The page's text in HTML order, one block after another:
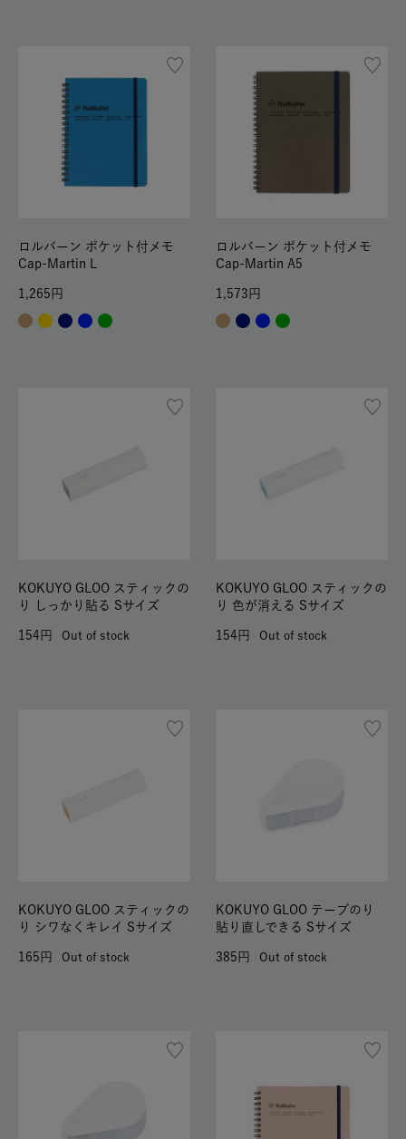
ロルバーン ポケット付メモ
Cap-Martin L
1,265
ロルバーン ポケット付メモ
Cap-Martin A5
1,573
KOKUYO GLOO スティックの
り しっかり貼る Sサイズ
154 Out of stock
KOKUYO GLOO スティックの
り 色が消える Sサイズ
154 Out of stock
KOKUYO GLOO スティックの
り シワなくキレイ Sサイズ
165 Out of stock
KOKUYO GLOO テープのり
貼り直しできる Sサイズ
385 Out of stock